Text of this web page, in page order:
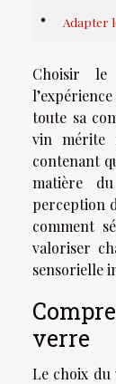
Adapter
Choisir le
toute sa
vin mérite
contenant
matière
perception
comment
valoriser
sensorielle
verre
Le choix